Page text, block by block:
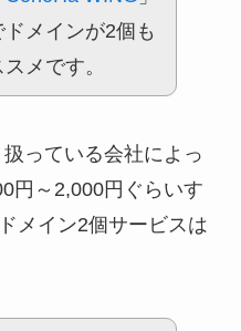
メインが2個も
メです。
っている会社によっ
円～2,000円ぐらいす
メイン2個サービスは